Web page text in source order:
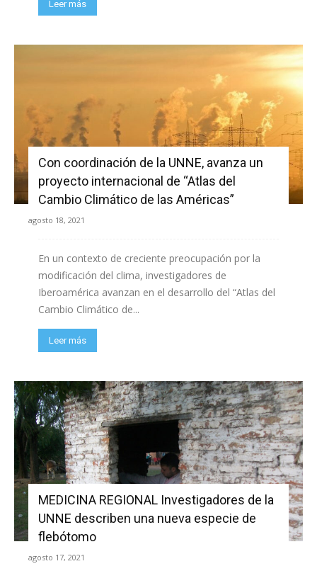
Leer más
Con coordinación de la UNNE, avanza un
proyecto internacional de “Atlas del
Cambio Climático de las Américas”
agosto 18, 2021
En un contexto de creciente preocupación por la
modificación del clima, investigadores de
Iberoamérica avanzan en el desarrollo del “Atlas del
Cambio Climático de...
Leer más
MEDICINA REGIONAL Investigadores de la
UNNE describen una nueva especie de
flebótomo
agosto 17, 2021